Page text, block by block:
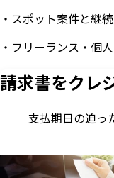
・スポット案件と継
・フリーランス・個
請求書をクレ
支払期日の迫っ